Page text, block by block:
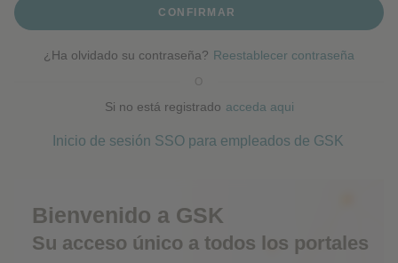
CONFIRMAR
¿Ha olvidado su contraseña? Reestablecer contraseña
O
Si no está registrado acceda aqui
Inicio de sesión SSO para empleados de GSK
Bienvenido a GSK
Su acceso único a todos los portales